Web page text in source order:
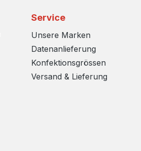
Service
Unsere Marken
Datenanlieferung
Konfektionsgrössen
Versand & Lieferung